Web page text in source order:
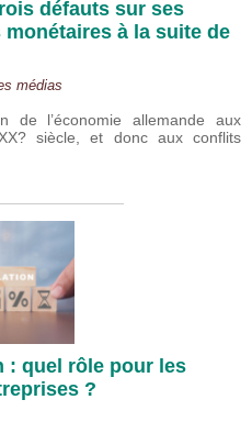
défauts sur ses
à la suite de
médias
l’économie allemande aux
siècle, et donc aux conflits
: quel rôle pour les
?